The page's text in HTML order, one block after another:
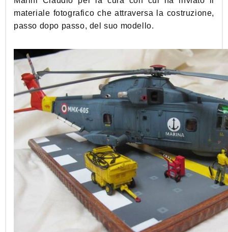
materiale fotografico che attraversa la costruzione,
passo dopo passo, del suo modello.